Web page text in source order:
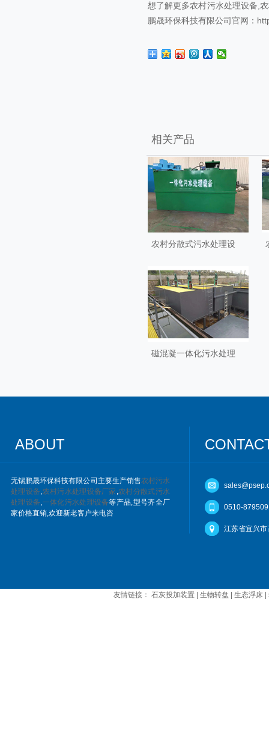
想了解更多农村污水处理设备
鹏晟环保科技有限公司官网：
相关产品
农村分散式污水处理设
磁混凝一体化污水处理
ABOUT
无锡鹏晟环保科技有限公司主要生产销售农村污水
处理设备,农村污水处理设备厂家 ,农村分散式污水
处理设备,一体化污水处理设备等产品,型号齐全厂
家价格直销,欢迎新老客户来电咨
0510-
江苏省宜兴
友情链接： 石灰投加装置| 生物转盘 生态浮床|